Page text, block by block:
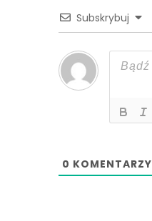
Subskrybuj
0 KOMENTARZY